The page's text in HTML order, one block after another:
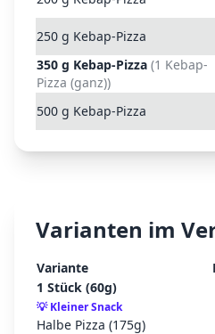
250 g Kebap-Pizza
350 g Kebap-Pizza (1 Kebap-
Pizza (ganz))
500 g Kebap-Pizza
Varianten im
Variante
1 Stück (60g)
💡Kleiner Snack
Halbe Pizza (175g)